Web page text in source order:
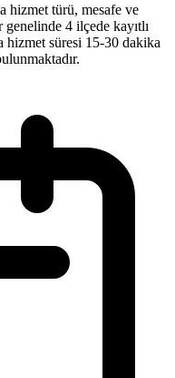
hizmet türü, mesafe ve
genelinde 4 ilçede kayıtlı
hizmet süresi 15-30 dakika